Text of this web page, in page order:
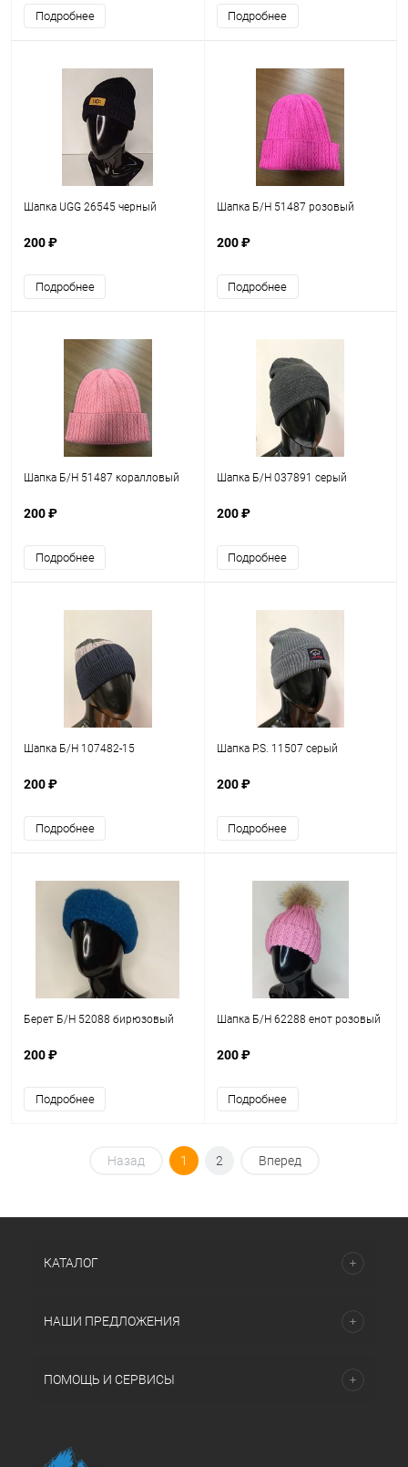
Подробнее Подробнее
Шапка UGG 26545 черный
200 ₽
Подробнее
Шапка Б/Н 51487 розовый
200 ₽
Подробнее
Шапка Б/Н 51487 коралловый
200 ₽
Подробнее
Шапка Б/Н 037891 серый
200 ₽
Подробнее
Шапка Б/Н 107482-15
200 ₽
Подробнее
Шапка P.S. 11507 серый
200 ₽
Подробнее
Берет Б/Н 52088 бирюзовый
200 ₽
Подробнее
Шапка Б/Н 62288 енот розовый
200 ₽
Подробнее
Назад 1 2 Вперед
КАТАЛОГ
НАШИ ПРЕДЛОЖЕНИЯ
ПОМОЩЬ И СЕРВИСЫ